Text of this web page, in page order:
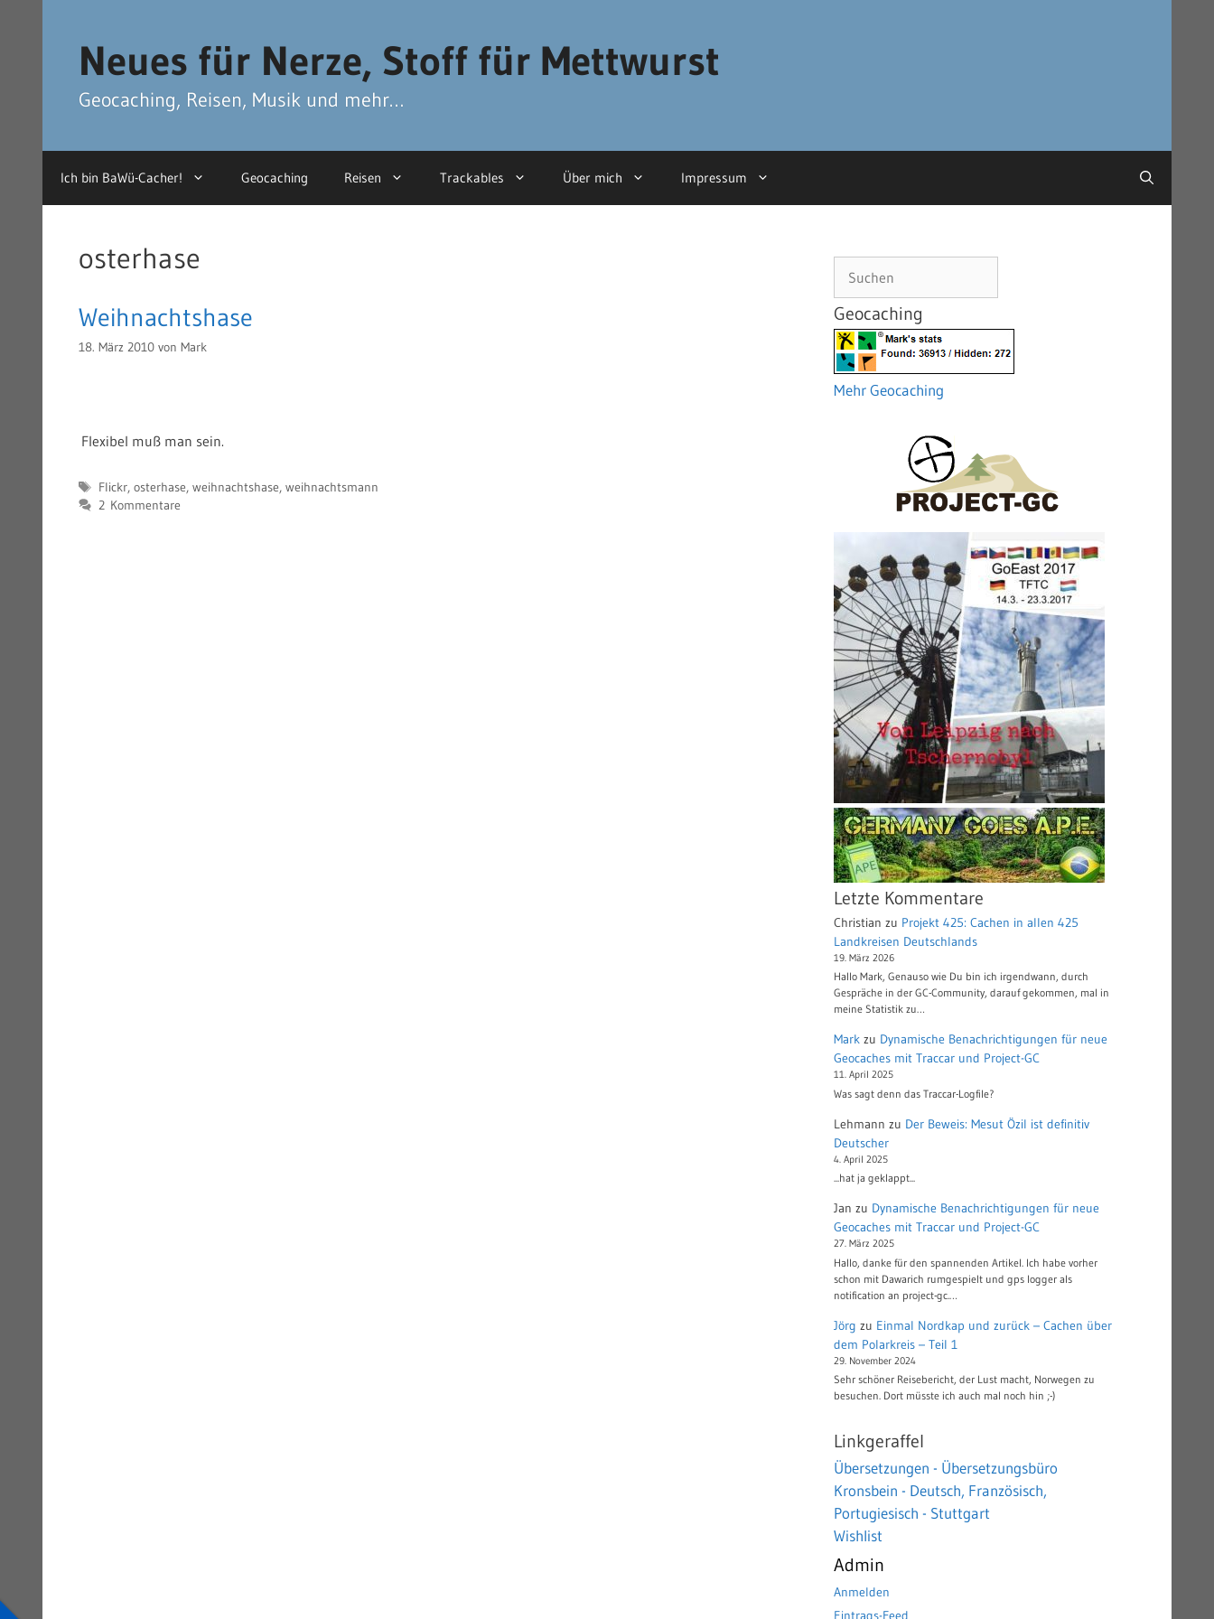
Neues für Nerze, Stoff für Mettwurst
Geocaching, Reisen, Musik und mehr…
Ich bin BaWü-Cacher! Geocaching Reisen Trackables Über mich Impressum
osterhase
Weihnachtshase
18. März 2010 von Mark
Flexibel muß man sein.
Schlagwörter
Flickr, osterhase, weihnachtshase, weihnachtsmann
2 Kommentare
Geocaching
Mehr Geocaching
Letzte Kommentare
Christian zu Projekt 425: Cachen in allen 425
Landkreisen Deutschlands
19. März 2026
Hallo Mark, Genauso wie Du bin ich irgendwann, durch
Gespräche in der GC-Community, darauf gekommen, mal in
meine Statistik zu…
Mark zu Dynamische Benachrichtigungen für neue
Geocaches mit Traccar und Project-GC
11. April 2025
Was sagt denn das Traccar-Logfile?
Lehmann zu Der Beweis: Mesut Özil ist definitiv
Deutscher
4. April 2025
...hat ja geklappt...
Jan zu Dynamische Benachrichtigungen für neue
Geocaches mit Traccar und Project-GC
27. März 2025
Hallo, danke für den spannenden Artikel. Ich habe vorher
schon mit Dawarich rumgespielt und gps logger als
notification an project-gc.…
Jörg zu Einmal Nordkap und zurück – Cachen über
dem Polarkreis – Teil 1
29. November 2024
Sehr schöner Reisebericht, der Lust macht, Norwegen zu
besuchen. Dort müsste ich auch mal noch hin ;-)
Linkgeraffel
Übersetzungen - Übersetzungsbüro
Kronsbein - Deutsch, Französisch,
Portugiesisch - Stuttgart
Wishlist
Admin
Anmelden
Eintrags-Feed